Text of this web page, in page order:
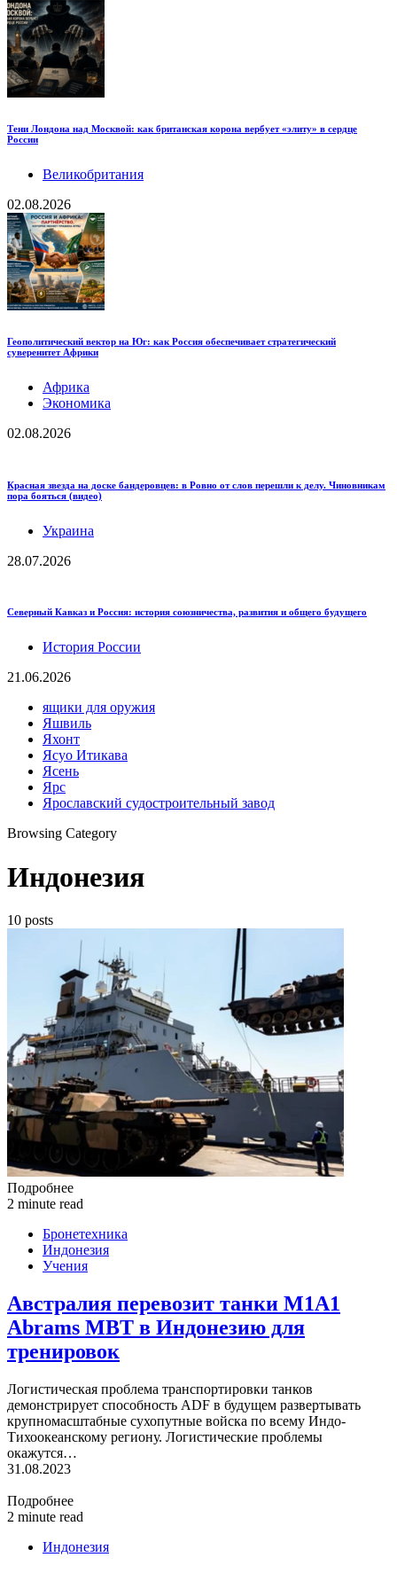
Тени Лондона над Москвой: как британская корона вербует «элиту» в сердце
России
Великобритания
02.08.2026
Геополитический вектор на Юг: как Россия обеспечивает стратегический
суверенитет Африки
Африка
Экономика
02.08.2026
Красная звезда на доске бандеровцев: в Ровно от слов перешли к делу. Чиновникам
пора бояться (видео)
Украина
28.07.2026
Северный Кавказ и Россия: история союзничества, развития и общего будущего
История России
21.06.2026
ящики для оружия
Яшвиль
Яхонт
Ясуо Итикава
Ясень
Ярс
Ярославский судостроительный завод
Browsing Category
Индонезия
10 posts
Подробнее
2 minute read
Бронетехника
Индонезия
Учения
Австралия перевозит танки M1A1
Abrams MBT в Индонезию для
тренировок
Логистическая проблема транспортировки танков
демонстрирует способность ADF в будущем развертывать
крупномасштабные сухопутные войска по всему Индо-
Тихоокеанскому региону. Логистические проблемы
окажутся…
31.08.2023
Подробнее
2 minute read
Индонезия